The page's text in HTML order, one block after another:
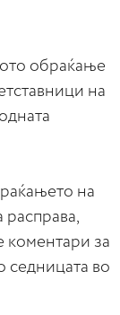
обраќање
на
на
расправа,
коментари за
седницата во